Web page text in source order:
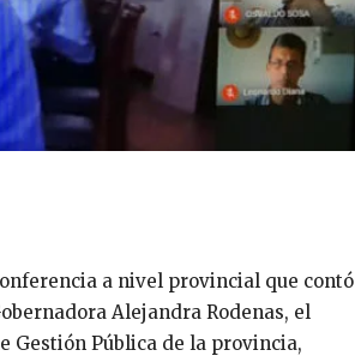
a nivel provincial que contó
Alejandra Rodenas, el
Gestión Pública de la provincia,